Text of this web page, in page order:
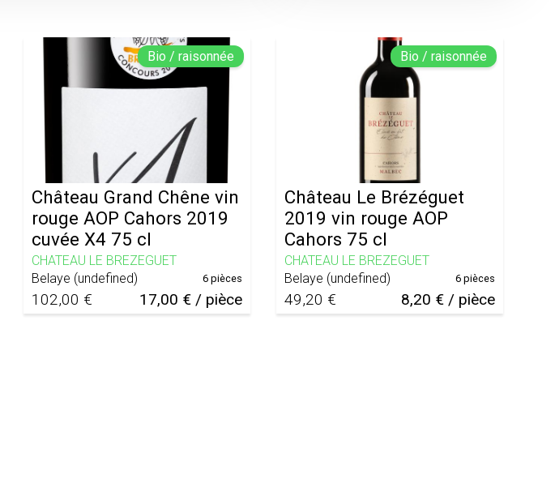
Bio / raisonnée
Château Grand Chêne vin
rouge AOP Cahors 2019
cuvée X4 75 cl
CHATEAU LE BREZEGUET
Belaye (undefined)
102,00 € 17,00 € / pièce
6 pièces
Bio / raisonnée
Château Le Brézéguet
2019 vin rouge AOP
Cahors 75 cl
CHATEAU LE BREZEGUET
Belaye (undefined)
49,20 € 8,20 € / pièce
6 pièces